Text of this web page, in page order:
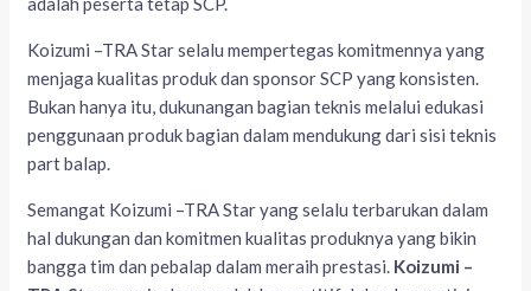
Koizumi –TRA Star selalu mempertegas komitmennya yang
menjaga kualitas produk dan sponsor SCP yang konsisten.
Bukan hanya itu, dukunangan bagian teknis melalui edukasi
penggunaan produk bagian dalam mendukung dari sisi teknis
part balap.
Semangat Koizumi –TRA Star yang selalu terbarukan dalam
hal dukungan dan komitmen kualitas produknya yang bikin
bangga tim dan pebalap dalam meraih prestasi. Koizumi –